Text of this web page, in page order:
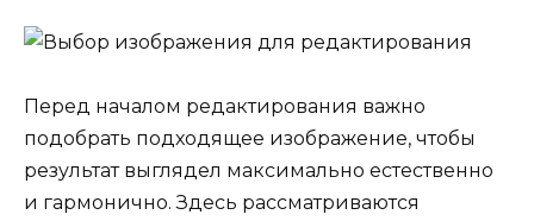
Перед началом редактирования важно
подобрать подходящее изображение, чтобы
результат выглядел максимально естественно
и гармонично. Здесь рассматриваются